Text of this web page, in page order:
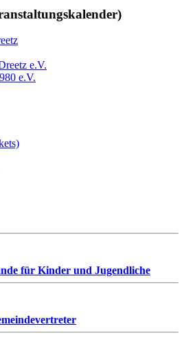
e.V.
e.V.
für Kinder und Jugendliche